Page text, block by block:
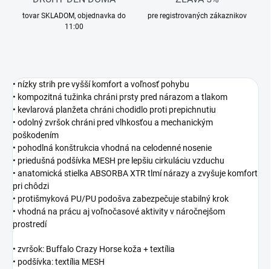
tovar SKLADOM, objednavka do
11:00
pre registrovaných zákaznikov
• nízky strih pre vyšší komfort a voľnosť pohybu
• kompozitná tužinka chráni prsty pred nárazom a tlakom
• kevlarová planžeta chráni chodidlo proti prepichnutiu
• odolný zvršok chráni pred vlhkosťou a mechanickým
poškodením
• pohodlná konštrukcia vhodná na celodenné nosenie
• priedušná podšívka MESH pre lepšiu cirkuláciu vzduchu
• anatomická stielka ABSORBA XTR tlmí nárazy a zvyšuje komfort
pri chôdzi
• protišmyková PU/PU podošva zabezpečuje stabilný krok
• vhodná na prácu aj voľnočasové aktivity v náročnejšom
prostredí
• zvršok: Buffalo Crazy Horse koža + textília
• podšívka: textília MESH